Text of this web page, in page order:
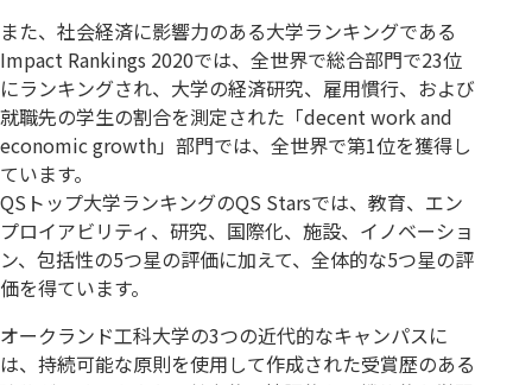
また、社会経済に影響力のある大学ランキングである
Impact Rankings 2020では、全世界で総合部門で23位
にランキングされ、大学の経済研究、雇用慣行、および
就職先の学生の割合を測定された「decent work and
economic growth」部門では、全世界で第1位を獲得し
ています。
QSトップ大学ランキングのQS Starsでは、教育、エン
プロイアビリティ、研究、国際化、施設、イノベーショ
ン、包括性の5つ星の評価に加えて、全体的な5つ星の評
価を得ています。
オークランド工科大学の3つの近代的なキャンパスに
は、持続可能な原則を使用して作成された受賞歴のある